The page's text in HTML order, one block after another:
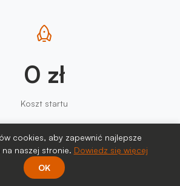
0 zł
Koszt startu
cookies, aby zapewnić najlepsze
naszej stronie. Dowiedz się więcej
OK